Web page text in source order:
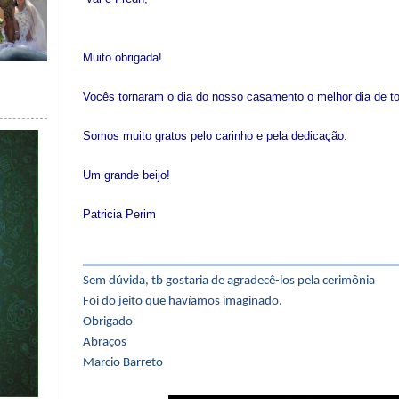
Muito obrigada!
Vocês tornaram o dia do nosso casamento o melhor dia de
Somos muito gratos pelo carinho e pela dedicação.
Um grande beijo!
Patricia Perim
Sem dúvida, tb gostaria de agradecê-los pela cerimônia
Foi do jeito que havíamos imaginado.
Obrigado
Abraços
Marcio Barreto